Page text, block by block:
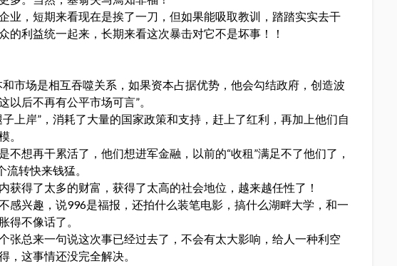
业，短期来看现在是挨了一刀，但如果能吸取教训，踏踏实实去干
的利益统一起来，长期来看这次暴击对它不是坏事！！
市场是相互吞噬关系，如果资本占据优势，他会勾结政府，创造波
后不再有公平市场可言”。
上岸”，消耗了大量的国家政策和支持，赶上了红利，再加上他们自
。
不想再干累活了，他们想进军金融，以前的“收租”满足不了他们了，
流转快来钱猛。
获得了太多的财富，获得了太高的社会地位，越来越任性了！
感兴趣，说996是福报，还拍什么装笔电影，搞什么湖畔大学，和一
得不像话了。
张总来一句说这次事已经过去了，不会有太大影响，给人一种利空
，这事情还没完全解决。